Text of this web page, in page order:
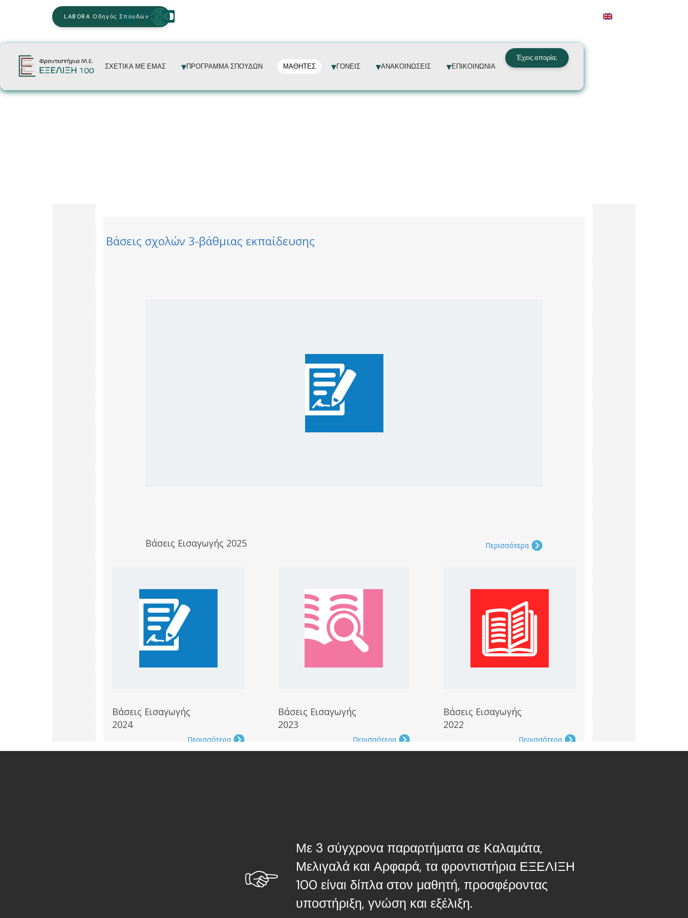
LABORA Οδηγός Σπουδών
ΣΧΕΤΙΚΑ ΜΕ ΕΜΑΣ ΠΡΟΓΡΑΜΜΑ ΣΠΟΥΔΩΝ ΜΑΘΗΤΕΣ ΓΟΝΕΙΣ ΑΝΑΚΟΙΝΩΣΕΙΣ ΕΠΙΚΟΙΝΩΝΙΑ
Έχεις απορία;
Με 3 σύγχρονα παραρτήματα σε Καλαμάτα,
Μελιγαλά και Αρφαρά, τα φροντιστήρια ΕΞΕΛΙΞΗ
100 είναι δίπλα στον μαθητή, προσφέροντας
υποστήριξη, γνώση και εξέλιξη.